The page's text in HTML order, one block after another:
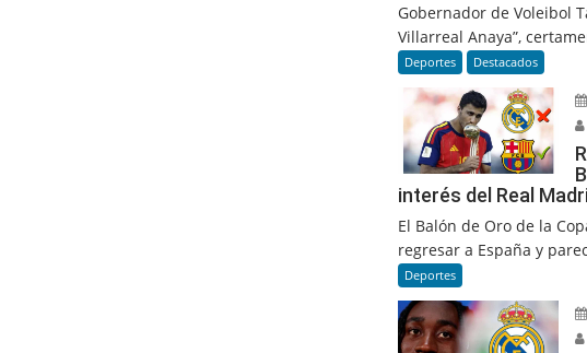
Gobernador de Voleibol
Villarreal Anaya”,
Deportes Destacados
interés del Real
El Balón de Oro de la
regresar a España y
Deportes